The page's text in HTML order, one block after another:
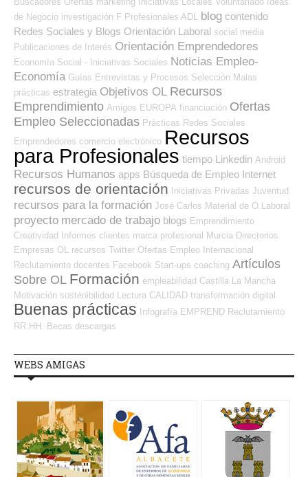
de Negocio investigación F Profesionales ADL blog contenido
Redes Sociales y Blogs Orientación Laboral social media
Publicaciones de Interés Orientación Emprendedores
Economía Social - Iniciativas Sociales Noticias Empleo-
Economía Guías Entrevistas y Procesos Selección Malas
prácticas estrategia Objetivos OL Recursos
Emprendimiento Amigos EUROPA financiación Ofertas
Empleo Seleccionadas Prácticas Redes Sociales
Emprendedores comercio electrónico Recursos
para Profesionales tiempo Linkedin Android
Recursos Humanos apps Búsqueda de Empleo Internet
recursos de orientación Iniciativas Privadas Juventud
recursos para la formación José Carlos Material de O.Laboral
proyecto mercado de trabajo blogs Emprendimiento
Creatividad Informes clientes marca profesional Murcia Directorios
Empresas OL
recursos Twitter Ofertas Empleo Internacional
Reclutamiento docentes Facebook Start-ups coaching Artículos
Sobre OL Formación empleabilidad Castilla La Mancha
Motivación sostenibilidad Lectura CALIDAD transformación digital
Buenas prácticas Infografía EMPREND Reclutamiento
RR.HH.
Becas descargas
WEBS AMIGAS